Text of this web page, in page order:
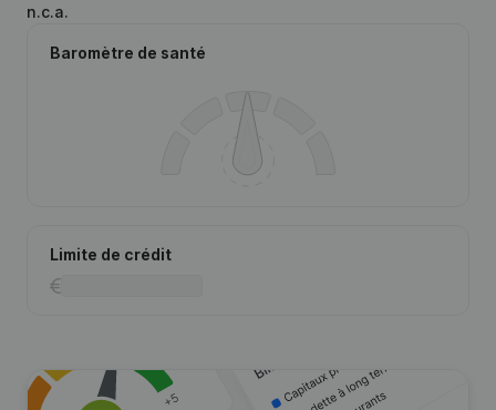
n.c.a.
Baromètre de santé
Limite de crédit